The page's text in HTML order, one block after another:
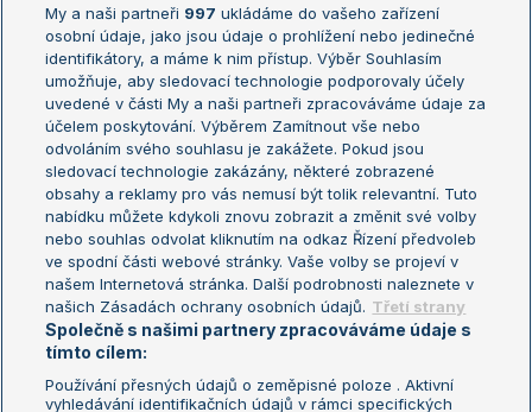
Žebříček ATP (muži)
Žebříček WTA (ženy)
Sázkařský žebříček
Australian Open
French Open
Wimbledon
US Open
Turnaj mistrů
Turnaj mistryň
Aktualní trendy
Fotbalové přestupy
Livesport Daily
LS Prague Open
My a naši partneři 997 ukládáme do vašeho zařízení
osobní údaje, jako jsou údaje o prohlížení nebo jedinečné
identifikátory, a máme k nim přístup. Výběr Souhlasím
umožňuje, aby sledovací technologie podporovaly účely
uvedené v části My a naši partneři zpracováváme údaje za
účelem poskytování. Výběrem Zamítnout vše nebo
odvoláním svého souhlasu je zakážete. Pokud jsou
sledovací technologie zakázány, některé zobrazené
obsahy a reklamy pro vás nemusí být tolik relevantní. Tuto
nabídku můžete kdykoli znovu zobrazit a změnit své volby
nebo souhlas odvolat kliknutím na odkaz Řízení předvoleb
ve spodní části webové stránky. Vaše volby se projeví v
našem Internetová stránka. Další podrobnosti naleznete v
našich Zásadách ochrany osobních údajů. Třetí strany
Společně s našimi partnery zpracováváme údaje s
tímto cílem:
Používání přesných údajů o zeměpisné poloze . Aktivní
vyhledávání identifikačních údajů v rámci specifických